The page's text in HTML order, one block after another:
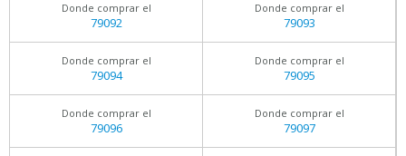
Donde comprar el
79092
Donde comprar el
79093
Donde comprar el
79094
Donde comprar el
79095
Donde comprar el
79096
Donde comprar el
79097